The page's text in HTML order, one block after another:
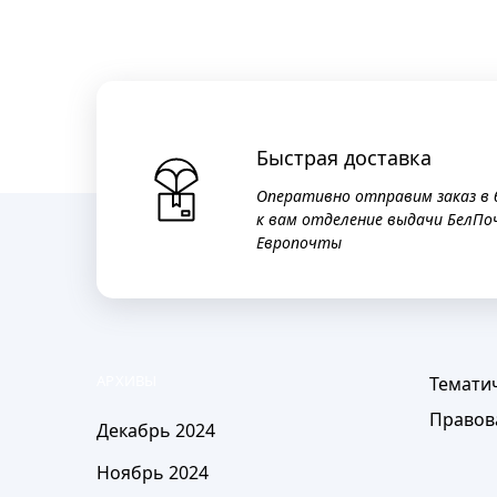
Быстрая доставка
Оперативно отправим заказ
к вам отделение выдачи
Европочты
Декабрь 2024
Ноябрь 2024